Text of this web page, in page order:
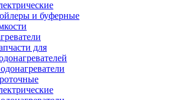
и буферные
для